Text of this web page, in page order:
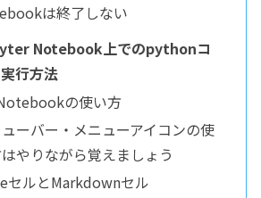
は終了しない
Notebook上でのpythonコ
行方法
の使い方
ーバー・メニューアイコンの使
やりながら覚えましょう
セルとMarkdownセル